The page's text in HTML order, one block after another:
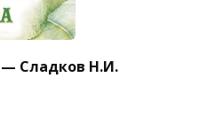
— Сладков Н.И.